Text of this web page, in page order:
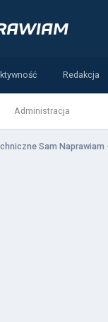
Administracja
Redakcja
Sam